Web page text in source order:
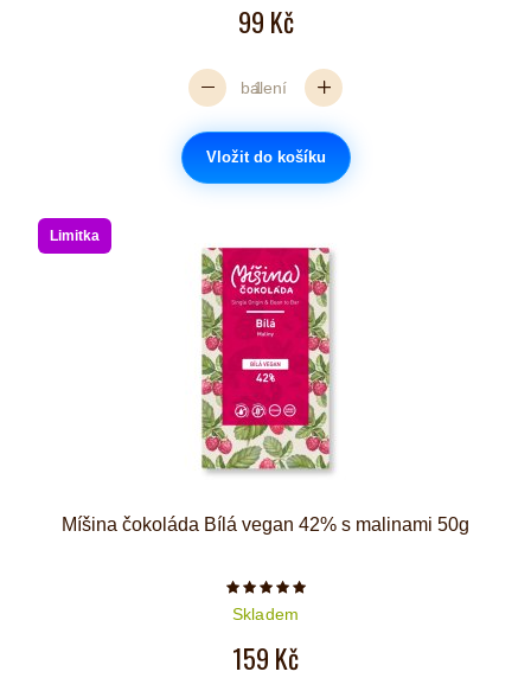
99 Kč
balení
Vložit do košíku
Limitka
Míšina čokoláda Bílá vegan 42% s malinami 50g
Počet hvězdiček je 5 z 5
Skladem
159 Kč